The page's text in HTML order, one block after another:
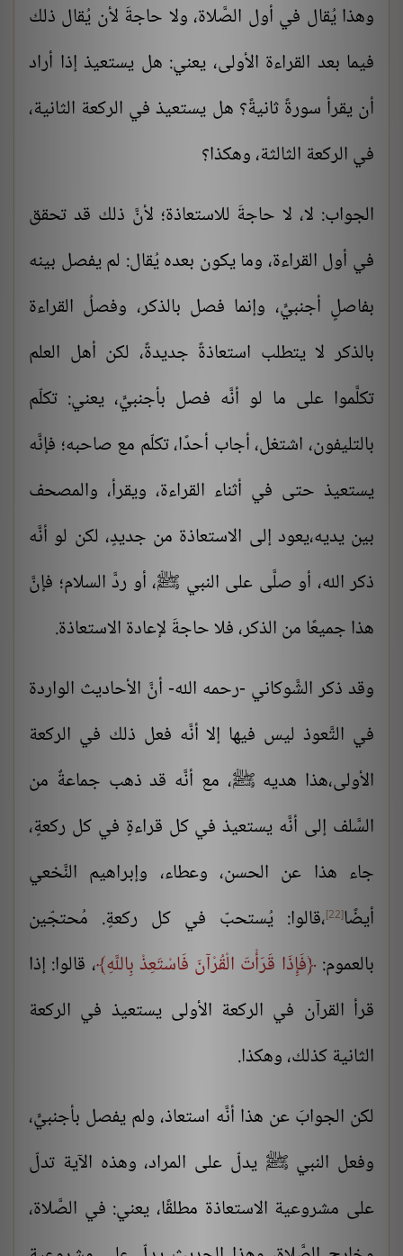
وهذا يُقال في أول الصَّلاة، ولا حاجةَ لأن يُقال ذلك
فيما بعد القراءة الأولى، يعني: هل يستعيذ إذا أراد
أن يقرأ سورةً ثانيةً؟ هل يستعيذ في الركعة الثانية،
في الركعة الثالثة، وهكذا؟
الجواب: لا، لا حاجةَ للاستعاذة؛ لأنَّ ذلك قد تحقق
في أول القراءة، وما يكون بعده يُقال: لم يفصل بينه
بفاصلٍ أجنبيٍّ، وإنما فصل بالذكر، وفصلُ القراءة
بالذكر لا يتطلب استعاذةً جديدةً، لكن أهل العلم
تكلَّموا على ما لو أنَّه فصل بأجنبيٍّ، يعني: تكلّم
بالتليفون، اشتغل، أجاب أحدًا، تكلّم مع صاحبه؛ فإنَّه
يستعيذ حتى في أثناء القراءة، ويقرأ، والمصحف
بين يديه،يعود إلى الاستعاذة من جديدٍ، لكن لو أنَّه
ذكر الله، أو صلَّى على النبي ﷺ، أو ردَّ السلام؛ فإنَّ
هذا جميعًا من الذكر، فلا حاجةَ لإعادة الاستعاذة.
وقد ذكر الشَّوكاني -رحمه الله- أنَّ الأحاديث الواردة
في التَّعوذ ليس فيها إلا أنَّه فعل ذلك في الركعة
الأولى،هذا هديه ﷺ، مع أنَّه قد ذهب جماعةٌ من
السَّلف إلى أنَّه يستعيذ في كل قراءةٍ في كل ركعةٍ،
جاء هذا عن الحسن، وعطاء، وإبراهيم النَّخعي
أيضًا[22]
،قالوا: يُستحبّ في كل ركعةٍ. مُحتجّين
بالعموم: فَإِذَا قَرَأْتَ الْقُرْآنَ فَاسْتَعِذْ بِاللَّهِ ، قالوا: إذا
قرأ القرآن في الركعة الأولى يستعيذ في الركعة
الثانية كذلك، وهكذا.
لكن الجوابَ عن هذا أنَّه استعاذ، ولم يفصل بأجنبيٍّ،
وفعل النبي ﷺ يدلّ على المراد، وهذه الآية تدلّ
على مشروعية الاستعاذة مطلقًا، يعني: في الصَّلاة،